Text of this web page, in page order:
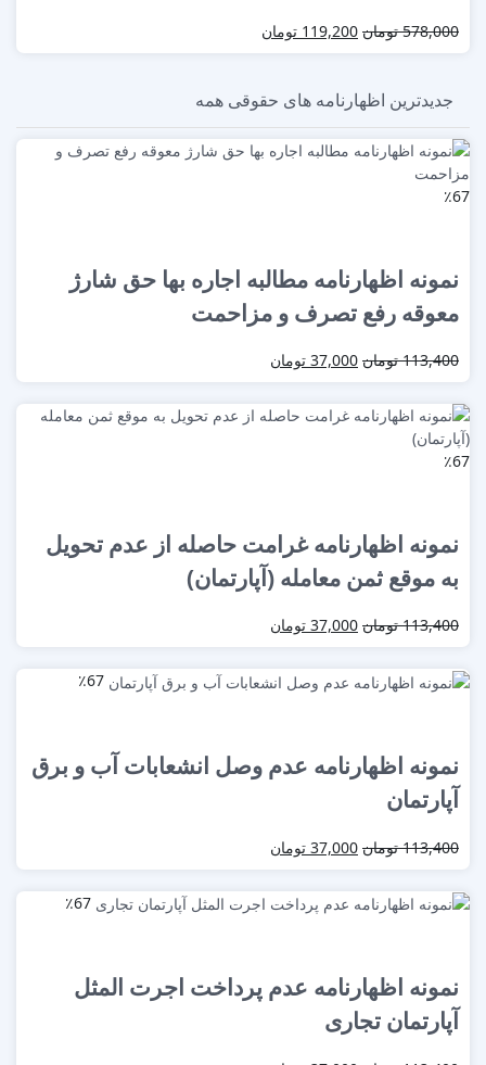
578,000 تومان 119,200 تومان
جدیدترین اظهارنامه های حقوقی همه
٪67
نمونه اظهارنامه مطالبه اجاره بها حق شارژ
معوقه رفع تصرف و مزاحمت
113,400 تومان 37,000 تومان
٪67
نمونه اظهارنامه غرامت حاصله از عدم تحویل
به موقع ثمن معامله (آپارتمان)
113,400 تومان 37,000 تومان
٪67
نمونه اظهارنامه عدم وصل انشعابات آب و برق
آپارتمان
113,400 تومان 37,000 تومان
٪67
نمونه اظهارنامه عدم پرداخت اجرت المثل
آپارتمان تجاری